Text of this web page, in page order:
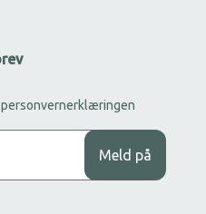
for å motta nyhetsbrev.
Meld på